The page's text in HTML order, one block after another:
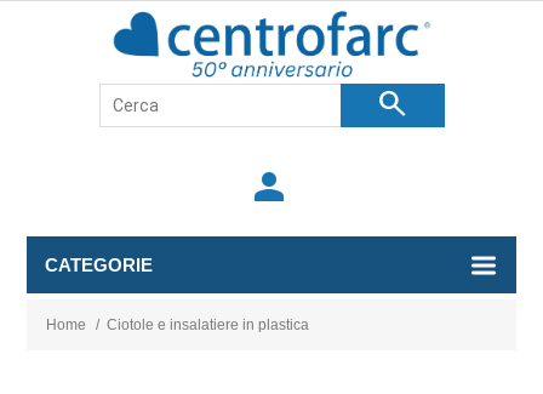
search
person
CATEGORIE
Home / Ciotole e insalatiere in plastica